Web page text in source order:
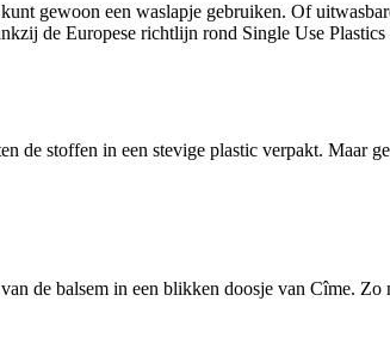
gewoon een waslapje gebruiken. Of
de Europese richtlijn rond Single Use
de stoffen in een stevige plastic verpakt. Maar
de balsem in een blikken doosje van Cîme.